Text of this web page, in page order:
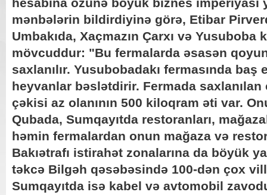
hesabına özünə böyük biznes imperiyası
mənbələrin bildirdiyinə görə, Etibar
Umbakıda, Xaçmazın Çarxı və Yusuboba
mövcuddur: "Bu fermalarda əsasən
saxlanılır. Yusubobadakı fermasında
heyvanlar bəslətdirir. Fermada
çəkisi az olanının 500 kiloqram əti var.
Qubada, Sumqayıtda restoranları,
həmin fermalardan onun mağaza və
Bakıətrafı istirahət zonalarına da böyük
təkcə Bilgəh qəsəbəsində 100-dən çox
Sumqayıtda isə kabel və avtomobil